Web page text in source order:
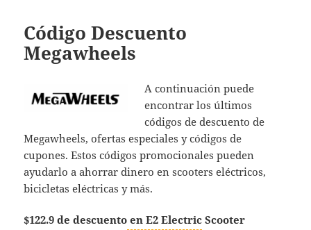
Código Descuento
Megawheels
A continuación puede
encontrar los últimos
códigos de descuento de
Megawheels, ofertas especiales y códigos de
cupones. Estos códigos promocionales pueden
ayudarlo a ahorrar dinero en scooters eléctricos,
bicicletas eléctricas y más.
$122.9 de descuento en E2 Electric Scooter